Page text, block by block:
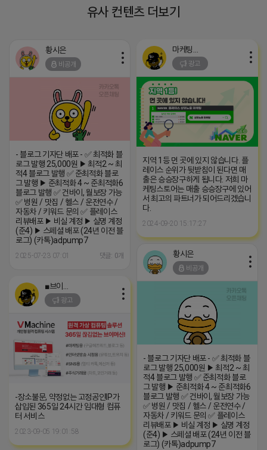
유사 컨텐츠 더보기
황시은
비공개
- 블로그 기자단 배포 - ✅ 최적화 블
로그 발행 25,000원 ▶ 최적2 ~ 최
적4 블로그 발행 ✅ 준최적화 블로
그 발행 ▶ 준최적화 4 ~ 준최적화6
블로그 발행 ✅ 건바이, 월보장 가능
✅ 병원 / 맛집 / 헬스 / 운전연수 /
자동차 / 키워드 문의 ✅ 플레이스
리뷰배포 ▶ 비실 계정 ▶ 실명 계정
(준4) ▶ 스페셜 배포 (24년 이전 블
로그) (카톡)adpump7
2025-07-23 07:01 댓글: 0개
광고
지역 1등 먼 곳에 있지 않습니다. 플
레이스 순위가 뒷받침이 된다면 매
출은 승승장구하게 됩니다. 저희 마
케팅스토어는 매출 승승장구에 있어
서 최고의 파트너가 되어드리겠습니
다.
2024-09-20 15:17:27
황시은
비공개
- 블로그 기자단 배포 - ✅ 최적화 블
로그 발행 25,000원 ▶ 최적2 ~ 최
적4 블로그 발행 ✅ 준최적화 블로
그 발행 ▶ 준최적화 4 ~ 준최적화6
블로그 발행 ✅ 건바이, 월보장 가능
✅ 병원 / 맛집 / 헬스 / 운전연수 /
자동차 / 키워드 문의 ✅ 플레이스
리뷰배포 ▶ 비실 계정 ▶ 실명 계정
(준4) ▶ 스페셜 배포 (24년 이전 블
로그) (카톡)adpump7
광고
-장소불문, 약정없는 고정공인IP가
삽입된 365일 24시간 임대형 컴퓨
터 서비스
2023-09-05 19:01:58